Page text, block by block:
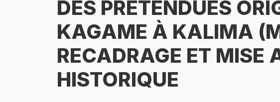
DES PRÉTENDUES
KAGAME À KALIMA
RECADRAGE ET MISE
HISTORIQUE